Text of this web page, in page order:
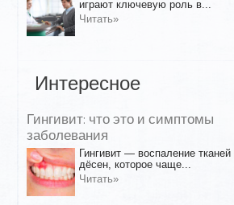
играют ключевую роль в...
Читать»
Интересное
Гингивит: что это и симптомы
заболевания
Гингивит — воспаление тканей
дёсен, которое чаще...
Читать»